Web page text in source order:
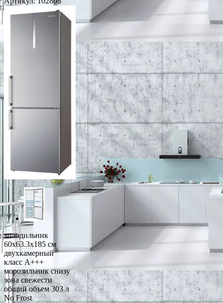
холодильник
60x63.3x185 см
двухкамерный
класс A+++
морозильник снизу
зона свежести
общий объем 303 л
No Frost